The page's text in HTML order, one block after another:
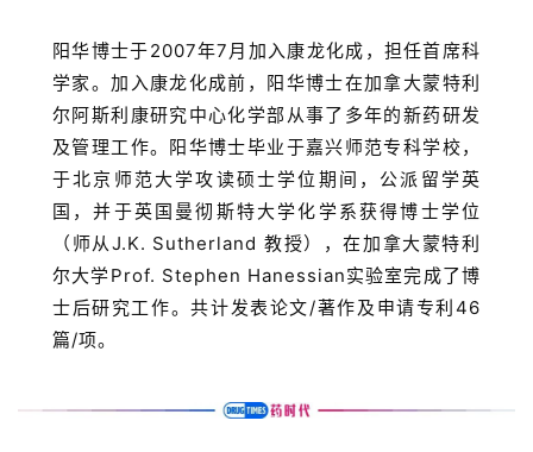
阳华博士于2007年7月加入康龙化成，担任首席科
学家。加入康龙化成前，阳华博士在加拿大蒙特利
尔阿斯利康研究中心化学部从事了多年的新药研发
及管理工作。阳华博士毕业于嘉兴师范专科学校，
于北京师范大学攻读硕士学位期间，公派留学英
国，并于英国曼彻斯特大学化学系获得博士学位
（师从J.K. Sutherland 教授），在加拿大蒙特利
尔大学Prof. Stephen Hanessian实验室完成了博
士后研究工作。共计发表论文/著作及申请专利46
篇/项。